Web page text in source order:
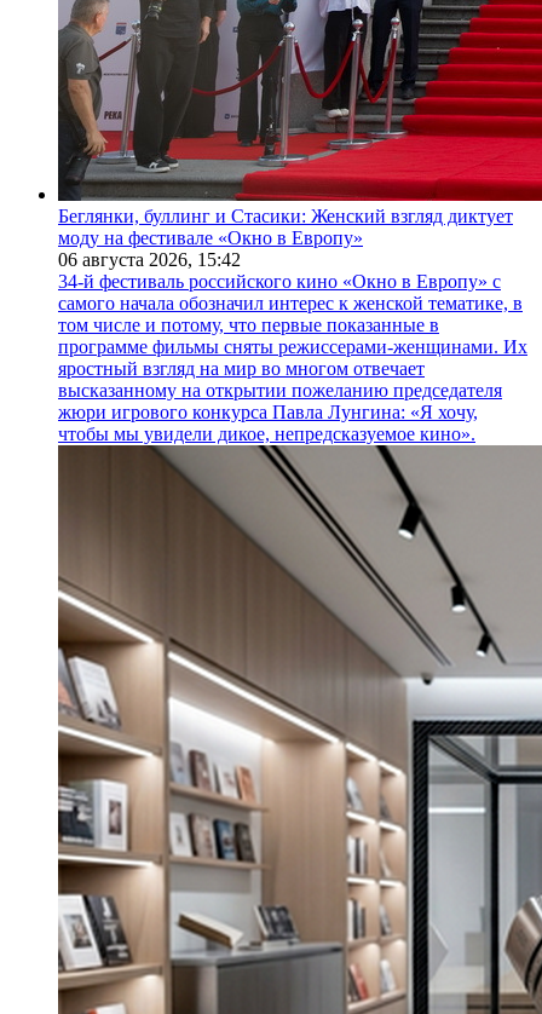
Беглянки, буллинг и Стасики: Женский взгляд диктует
моду на фестивале «Окно в Европу»
06 августа 2026, 15:42
34-й фестиваль российского кино «Окно в Европу» с
самого начала обозначил интерес к женской тематике, в
том числе и потому, что первые показанные в
программе фильмы сняты режиссерами-женщинами. Их
яростный взгляд на мир во многом отвечает
высказанному на открытии пожеланию председателя
жюри игрового конкурса Павла Лунгина: «Я хочу,
чтобы мы увидели дикое, непредсказуемое кино».